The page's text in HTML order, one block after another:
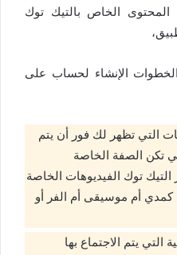
الخاص بالتيك توك
الإنشاء لحساب على
التي تظهر لك فور أن يتم
تكن الصفة الخاصة
التيك توك الفيديوهات الخاصة
كمدي أم موسيقى أم الفر أو
التي يتم الاجتماع بها